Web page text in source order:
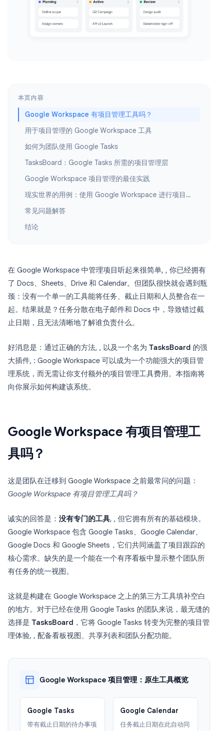
本页内容
Google Workspace 有项目管理工具吗？
用于项目管理的 Google Workspace 工具
如何为团队使用 Google Tasks
TasksBoard：Google Tasks 所需的项目管理层
Google Workspace 项目管理的最佳实践
现实世界的用例：使用 Google Workspace 进行项目管理的团队
常见问题解答
结论
在 Google Workspace 中管理项目听起来很简单, , 你已经拥有
了 Docs、Sheets、Drive 和 Calendar。但团队很快就会遇到瓶
颈：没有一个单一的工具能将任务、截止日期和人员整合在一
起。结果就是？任务分散在电子邮件和 Docs 中，导致错过截
止日期，且无法清晰地了解谁负责什么。
好消息是：通过正确的方法, , 以及一个名为 TasksBoard 的强
大插件, : Google Workspace 可以成为一个功能强大的项目管
理系统，而无需让你支付额外的项目管理工具费用。本指南将
向你展示如何构建该系统。
Google Workspace 有项目管理工
具吗？
这是团队在迁移到 Google Workspace 之前最常问的问题：
Google Workspace 有项目管理工具吗？
诚实的回答是： 没有专门的工具, , 但它拥有所有的基础模块。
Google Workspace 包含 Google Tasks、Google Calendar、
Google Docs 和 Google Sheets，它们共同涵盖了项目跟踪的
核心需求。缺失的是一个能在一个有序看板中显示整个团队所
有任务的统一视图。
这就是构建在 Google Workspace 之上的第三方工具填补空白
的地方。对于已经在使用 Google Tasks 的团队来说，最无缝的
选择是 TasksBoard ，它将 Google Tasks 转变为完整的项目管
理体验, , 配备看板视图、共享列表和团队分配功能。
Google Workspace 项目管理：原生工具概览
Google Tasks
带有截止日期的待办事项
Google Calendar
任务截止日期在此自动同